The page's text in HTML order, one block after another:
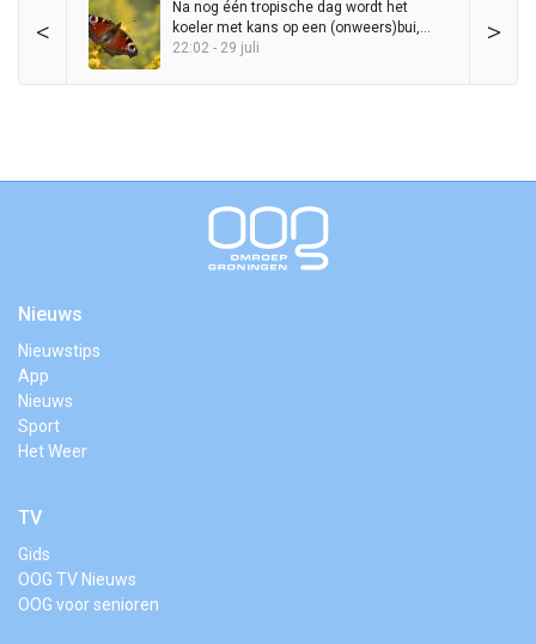
< >
Na nog één tropische dag wordt het
koeler met kans op een (onweers)bui,
maar zomer blijft in het zadel
22:02 - 29 juli
Nieuws
Nieuwstips
App
Nieuws
Sport
Het Weer
TV
Gids
OOG TV Nieuws
OOG voor senioren